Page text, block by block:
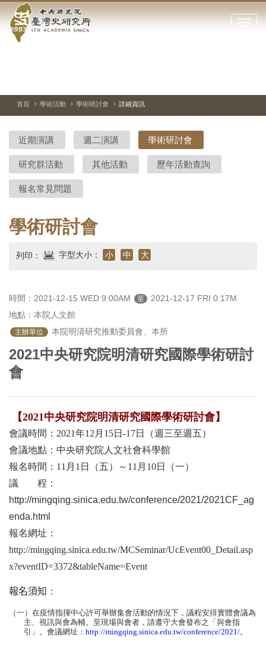
到中
央
院-
臺
灣
史
研
究
首
頁
點
閉
站
停、
圖
圖
結
首頁 學術活動 學術研討會 詳細資訊
近期演講 週二演講 學術研討會
研究群活動 其他活動 歷年活動查詢
報名常見問題
學術研討會
列印： 字型大小： 小 中 大
時間：2021-12-15 WED 9:00AM 至
2021-12-17 FRI 0:17M
地點：本院人文館
主辦單位 本院明清研究推動委員會、本所
2021中央研究院明清研究國際學術研討
會
【2021中央研究院明清研究國際學術研討會】
會議時間： 2021年12 月 15日 -17日（週三至週五）
會議地點：中央研究院人文社會科學館
報名時間： 11 月 1 日（五）～ 11 月 10日（一）
議 程：
http://mingqing.sinica.edu.tw/conference/2021/2021CF_ag
enda.html
報名網址：
http://mingqing.sinica.edu.tw/MCSeminar/UcEvent00_Detail.asp
x?eventID=3372&tableName=Event
報名須知 ：
（一 ） 在疫情指揮中心許可舉辦集會活動的情況下 ， 議程安排實體會議為
主、視訊與會為輔。至現場與會者 ，請遵守大會發布之 「與會指
引
」。會議網址 ：http://mingqing.sinica.edu.tw/conference/2021/。